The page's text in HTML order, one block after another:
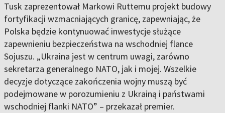
Tusk zaprezentował Markowi Ruttemu projekt budowy
fortyfikacji wzmacniających granicę, zapewniając, że
Polska będzie kontynuować inwestycje służące
zapewnieniu bezpieczeństwa na wschodniej flance
Sojuszu. „Ukraina jest w centrum uwagi, zarówno
sekretarza generalnego NATO, jak i mojej. Wszelkie
decyzje dotyczące zakończenia wojny muszą być
podejmowane w porozumieniu z Ukrainą i państwami
wschodniej flanki NATO” – przekazał premier.